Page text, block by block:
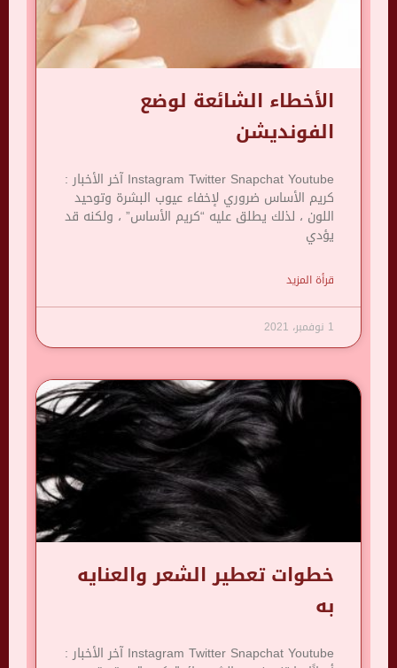
الأخطاء الشائعة لوضع
الفونديشن
Instagram Twitter Snapchat Youtube آخر الأخبار :
كريم الأساس ضروري لإخفاء عيوب البشرة وتوحيد
اللون ، لذلك يطلق عليه “كريم الأساس” ، ولكنه قد
يؤدي
قرأة المزيد
1 نوفمبر، 2021
خطوات تعطير الشعر والعنايه
به
Instagram Twitter Snapchat Youtube آخر الأخبار :